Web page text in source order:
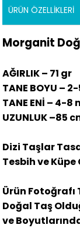
ÜRÜN ÖZELLIKLERI
Morganit
AĞIRLIK – 71 gr
TANE BOYU –
TANE ENİ – 4-8
UZUNLUK –85
Dizi Taşlar
Tesbih ve
Ürün
Doğal Taş
ve